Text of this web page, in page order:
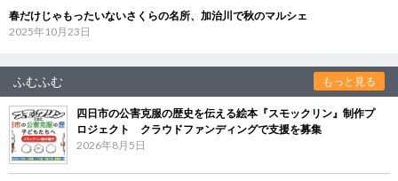
春だけじゃもったいないさくらの名所、加治川で秋のマルシェ
2025年10月23日
ふむふむ もっと見る
四日市の公害克服の歴史を伝える絵本『スモックリン』制作プ
ロジェクト クラウドファンディングで支援を募集
2026年8月5日